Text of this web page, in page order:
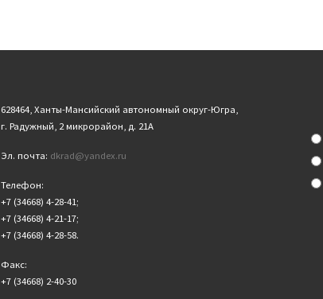
628464, Ханты-Мансийский автономный округ-Югра,
г. Радужный, 2 микрорайон, д. 21А
Эл. почта: dkrad@yandex.ru
Телефон:
+7 (34668) 4-28-41;
+7 (34668) 4-21-17;
+7 (34668) 4-28-58.
Факс:
+7 (34668) 2-40-30